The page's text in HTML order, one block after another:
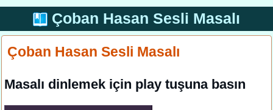
Çoban Hasan Sesli Masalı
Çoban Hasan Sesli Masalı
Masalı dinlemek için play tuşuna basın